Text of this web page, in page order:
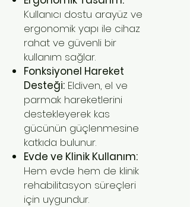
Kullanıcı dostu arayüz ve
ergonomik yapı ile cihaz
rahat ve güvenli bir
kullanım sağlar.
Fonksiyonel Hareket
Desteği: Eldiven, el ve
parmak hareketlerini
destekleyerek kas
gücünün güçlenmesine
katkıda bulunur.
Evde ve Klinik Kullanım:
Hem evde hem de klinik
rehabilitasyon süreçleri
için uygundur.